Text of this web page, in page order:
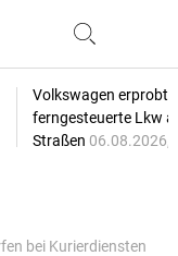
Volkswagen erprobt
ferngesteuerte Lkw
Straßen 06.08.2026,
bei Kurierdiensten